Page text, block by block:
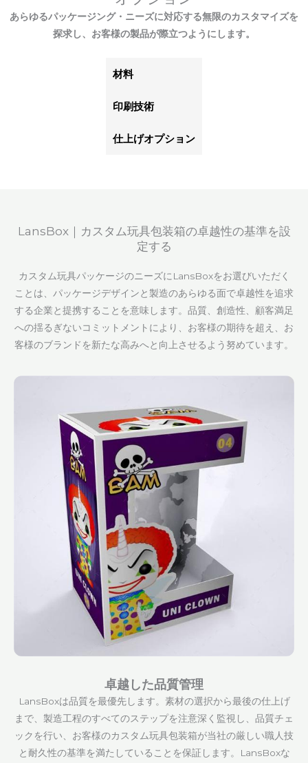
あらゆるパッケージング・ニーズに対応する無限のカスタマイズを
探求し、お客様の製品が際立つようにします。
材料
印刷技術
仕上げオプション
LansBox｜カスタム玩具包装箱の卓越性の基準を設
定する
カスタム玩具パッケージのニーズにLansBoxをお選びいただく
ことは、パッケージデザインと製造のあらゆる面で卓越性を追求
する企業と提携することを意味します。品質、創造性、顧客満足
への揺るぎないコミットメントにより、お客様の期待を超え、お
客様のブランドを新たな高みへと向上させるよう努めています。
卓越した品質管理
LansBoxは品質を最優先します。素材の選択から最後の仕上げ
まで、製造工程のすべてのステップを注意深く監視し、品質チェ
ックを行い、お客様のカスタム玩具包装箱が当社の厳しい職人技
と耐久性の基準を満たしていることを保証します。LansBoxな